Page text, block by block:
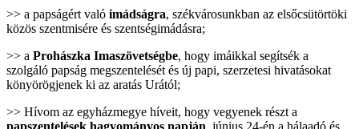
>> a papságért való imádságra, székvárosunkban az elsőcsütörtöki
közös szentmisére és szentségimádásra;
>> a Prohászka Imaszövetségbe, hogy imáikkal segítsék a
szolgáló papság megszentelését és új papi, szerzetesi hivatásokat
könyörögjenek ki az aratás Urától;
>> Hívom az egyházmegye híveit, hogy vegyenek részt a